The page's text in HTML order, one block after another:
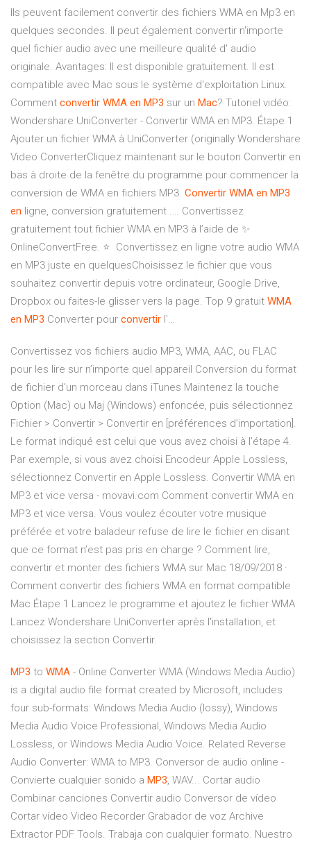
Ils peuvent facilement convertir des fichiers WMA en Mp3 en
quelques secondes. Il peut également convertir n'importe
quel fichier audio avec une meilleure qualité d' audio
originale. Avantages: Il est disponible gratuitement. Il est
compatible avec Mac sous le système d'exploitation Linux.
Comment convertir WMA en MP3 sur un Mac? Tutoriel vidéo:
Wondershare UniConverter - Convertir WMA en MP3. Étape 1
Ajouter un fichier WMA à UniConverter (originally Wondershare
Video ConverterCliquez maintenant sur le bouton Convertir en
bas à droite de la fenêtre du programme pour commencer la
conversion de WMA en fichiers MP3. Convertir WMA en MP3
en ligne, conversion gratuitement .… Convertissez
gratuitement tout fichier WMA en MP3 à l’aide de ✨
OnlineConvertFree. ⭐ ️ Convertissez en ligne votre audio WMA
en MP3 juste en quelquesChoisissez le fichier que vous
souhaitez convertir depuis votre ordinateur, Google Drive,
Dropbox ou faites-le glisser vers la page. Top 9 gratuit WMA
en MP3 Converter pour convertir l'…
Convertissez vos fichiers audio MP3, WMA, AAC, ou FLAC
pour les lire sur n’importe quel appareil Conversion du format
de fichier d’un morceau dans iTunes Maintenez la touche
Option (Mac) ou Maj (Windows) enfoncée, puis sélectionnez
Fichier > Convertir > Convertir en [préférences d’importation].
Le format indiqué est celui que vous avez choisi à l’étape 4.
Par exemple, si vous avez choisi Encodeur Apple Lossless,
sélectionnez Convertir en Apple Lossless. Convertir WMA en
MP3 et vice versa - movavi.com Comment convertir WMA en
MP3 et vice versa. Vous voulez écouter votre musique
préférée et votre baladeur refuse de lire le fichier en disant
que ce format n’est pas pris en charge ? Comment lire,
convertir et monter des fichiers WMA sur Mac 18/09/2018 ·
Comment convertir des fichiers WMA en format compatible
Mac Étape 1 Lancez le programme et ajoutez le fichier WMA
Lancez Wondershare UniConverter après l'installation, et
choisissez la section Convertir.
MP3 to WMA - Online Converter WMA (Windows Media Audio)
is a digital audio file format created by Microsoft, includes
four sub-formats: Windows Media Audio (lossy), Windows
Media Audio Voice Professional, Windows Media Audio
Lossless, or Windows Media Audio Voice. Related Reverse
Audio Converter: WMA to MP3. Conversor de audio online -
Convierte cualquier sonido a MP3, WAV... Cortar audio
Combinar canciones Convertir audio Conversor de vídeo
Cortar vídeo Video Recorder Grabador de voz Archive
Extractor PDF Tools. Trabaja con cualquier formato. Nuestro